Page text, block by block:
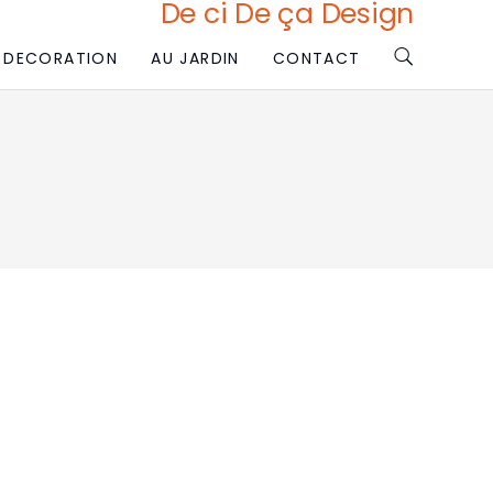
De ci De ça Design
DECORATION AU JARDIN CONTACT